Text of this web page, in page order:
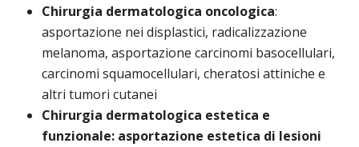
Chirurgia dermatologica oncologica:
asportazione nei displastici, radicalizzazione
melanoma, asportazione carcinomi basocellulari,
carcinomi squamocellulari, cheratosi attiniche e
altri tumori cutanei
Chirurgia dermatologica estetica e
funzionale: asportazione estetica di lesioni